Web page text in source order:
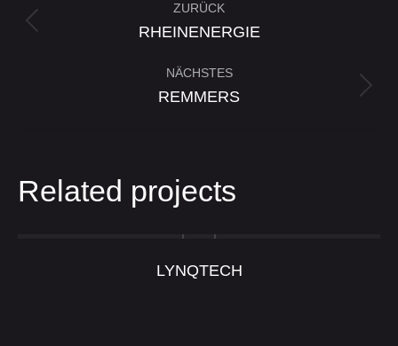
navigation
ZURÜCK
Previous
RHEINENERGIE
NÄCHSTES
Next
REMMERS
Related projects
LYNQTECH